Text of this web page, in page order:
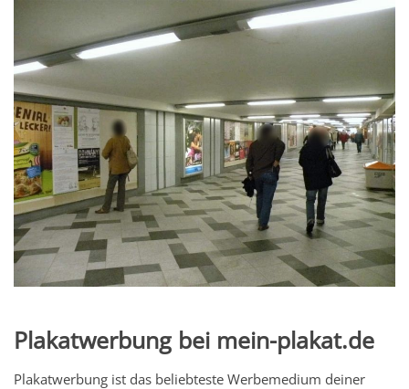
Plakatwerbung bei mein-plakat.de
Plakatwerbung ist das beliebteste Werbemedium deiner